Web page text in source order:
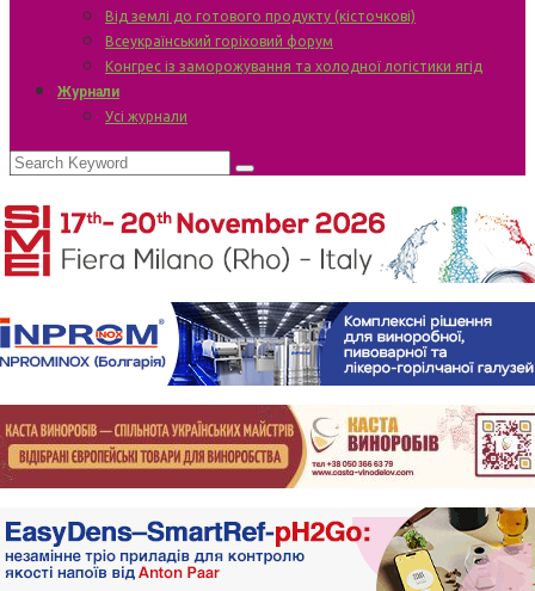
Від землі до готового продукту (кісточкові)
Всеукраїнський горіховий форум
Конгрес із заморожування та холодної логістики ягід
Журнали
Усі журнали